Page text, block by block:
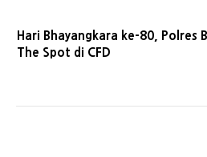
Hari Bhayangkara ke-80, Polres
The Spot di CFD